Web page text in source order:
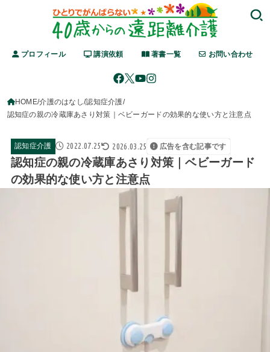
プロフィール 講演依頼 著書一覧 お問い合わせ
HOME 介護のはなし 認知症介護
認知症の親の冷蔵庫あさり対策｜ベビーガードの効果的な使い方と注意点
認知症介護 2022.07.25 2026.03.25 広告を含む記事です
認知症の親の冷蔵庫あさり対策｜ベビーガード
の効果的な使い方と注意点